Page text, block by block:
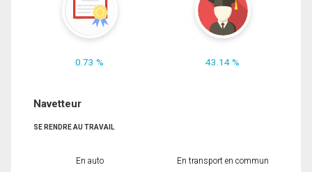
0.73 % 43.14 %
Navetteur
SE RENDRE AU TRAVAIL
En auto En transport en commun